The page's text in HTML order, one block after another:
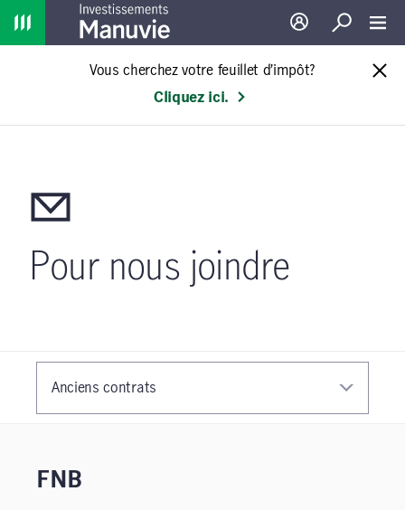
Home
Ouverture de
Recherche
Vous cherchez votre feuillet d’impôt?
Cliquez ici.
Pour nous joindre
Anciens contrats
FNB